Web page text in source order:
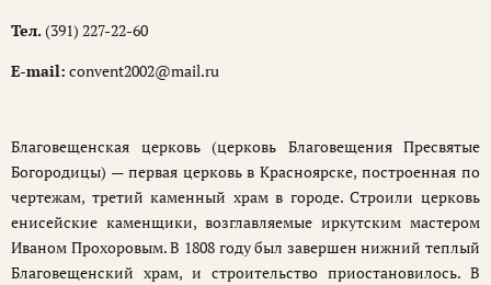
Тел.(391) 227-22-60
E-mail: convent2002@mail.ru
Благовещенская церковь (церковь Благовещения Пресвятые
Богородицы) — первая церковь в Красноярске, построенная по
чертежам, третий каменный храм в городе. Строили церковь
енисейские каменщики, возглавляемые иркутским мастером
Иваном Прохоровым. В 1808 году был завершен нижний теплый
Благовещенский храм, и строительство приостановилось. В